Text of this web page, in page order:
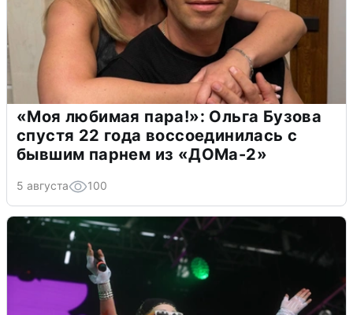
«Моя любимая пара!»: Ольга Бузова
спустя 22 года воссоединилась с
бывшим парнем из «ДОМа-2»
5 августа 100